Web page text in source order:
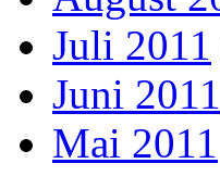
Juli 2011
Juni 2011
Mai 2011